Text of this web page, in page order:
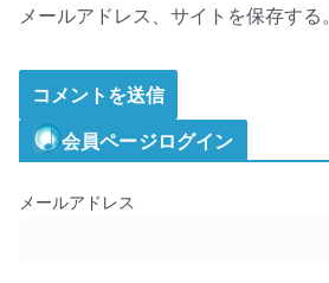
メールアドレス、サイトを保存する。
会員ページログイン
メールアドレス